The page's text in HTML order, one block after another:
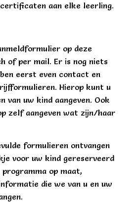
aan elke leerling.
op deze
of per mail. Er is nog niets
eerst even contact en
Hierop kunt u
van uw kind aangeven. Ook
zelf aangeven wat zijn/haar
formulieren ontvangen
voor uw kind gereserveerd
programma op maat,
die we van u en uw